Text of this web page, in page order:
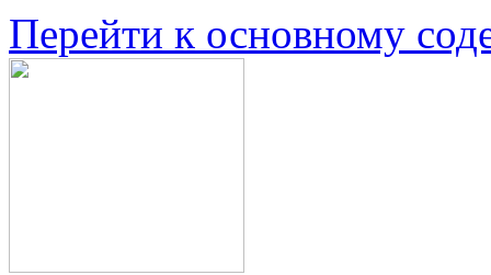
Перейти к основному